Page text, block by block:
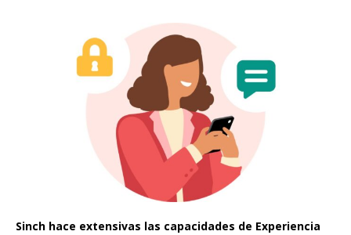
Sinch hace extensivas las capacidades de Experiencia